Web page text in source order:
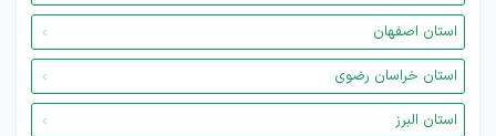
استان اصفهان
استان خراسان رضوی
استان البرز